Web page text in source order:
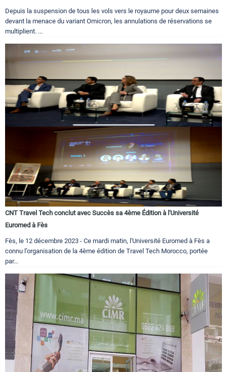
Depuis la suspension de tous les vols vers le royaume pour deux semaines
devant la menace du variant Omicron, les annulations de réservations se
multiplient. ...
CNT Travel Tech conclut avec Succès sa 4ème Édition à l'Université
Euromed à Fès
Fès, le 12 décembre 2023 - Ce mardi matin, l'Université Euromed à Fès a
connu l’organisation de la 4ème édition de Travel Tech Morocco, portée
par...